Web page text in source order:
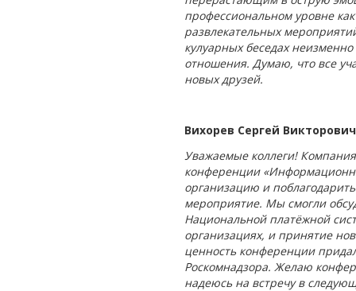
профессиональном уровне
развлекательных
кулуарных беседах
отношения. Думаю, что все
новых друзей.
Вихорев Сергей
Уважаемые коллеги!
конференции
организацию и
мероприятие. Мы смогли
Национальной платёжной
организациях, и принятие
ценность конференции
Роскомнадзора. Желаю
надеюсь на встречу в